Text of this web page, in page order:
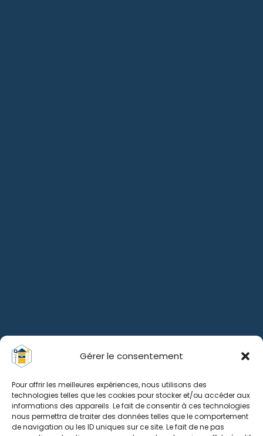
Gérer le consentement
Pour offrir les meilleures expériences, nous utilisons des
technologies telles que les cookies pour stocker et/ou accéder aux
informations des appareils. Le fait de consentir à ces technologies
nous permettra de traiter des données telles que le comportement
de navigation ou les ID uniques sur ce site. Le fait de ne pas